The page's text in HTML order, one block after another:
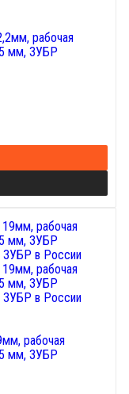
рабочая
мм, ЗУБР
рабочая
мм, ЗУБР